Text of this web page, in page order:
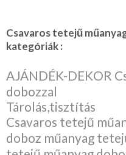
Csavaros tetejű
kategóriák :
AJÁNDÉK-DEKOR
dobozzal
Tárolás,tisztítás
Csavaros tetejű
doboz műanyag